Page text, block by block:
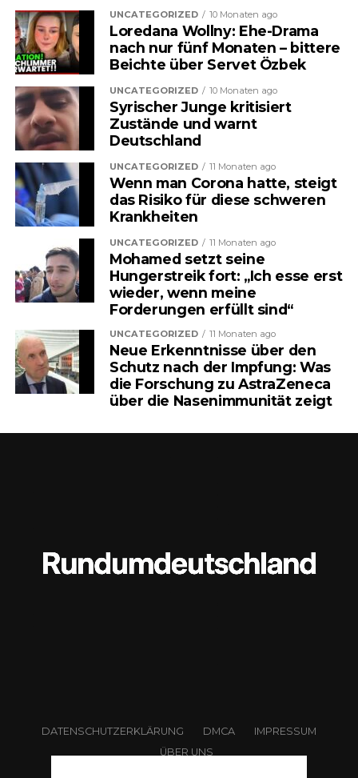
bei der Krankenkasse: Die
finanzielle Belastung wächst
stetig. Nun sorgt ein neuer
politischer Vorschlag für
Aufsehen, der tief in das System
eingreifen könnte. Im Zentrum
steht eine Maßnahme, die viele
direkt betreffen würde: die
Erhöhung des sogenannten
Eigenrisikos.
Was zunächst technisch klingt,
könnte für Millionen Menschen
ganz konkrete Auswirkungen
haben – und eine Debatte
auslösen, die weit über Zahlen
Was bedeutet „Eigenrisiko“
überhaupt?
UNCATEGORIZED 10 Monaten ago
Loredana Wollny: Ehe-Drama
nach nur fünf Monaten – bittere
Beichte über Servet Özbek
UNCATEGORIZED 10 Monaten ago
Syrischer Junge kritisiert
Zustände und warnt
Deutschland
UNCATEGORIZED 11 Monaten ago
Wenn man Corona hatte, steigt
das Risiko für diese schweren
Krankheiten
UNCATEGORIZED 11 Monaten ago
Mohamed setzt seine
Hungerstreik fort: „Ich esse erst
wieder, wenn meine
Forderungen erfüllt sind“
UNCATEGORIZED 11 Monaten ago
Neue Erkenntnisse über den
Schutz nach der Impfung: Was
die Forschung zu AstraZeneca
über die Nasenimmunität zeigt
DATENSCHUTZERKLÄRUNG DMCA
IMPRESSUM
ÜBER UNS